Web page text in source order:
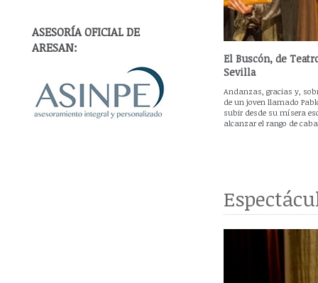
ASESORÍA OFICIAL DE
ARESAN:
El Buscón, de
Sevilla
Andanzas, gracias y,
de un joven llamado
subir desde su mísera
alcanzar el rango de